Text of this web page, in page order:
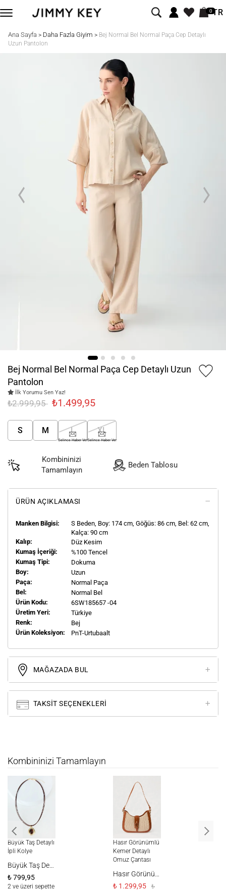
0TR
Ana Sayfa > Daha Fazla Giyim > Bej Normal Bel Normal Paça Cep Detaylı
Uzun Pantolon
Bej Normal Bel Normal Paça Cep Detaylı Uzun
Pantolon
İlk Yorumu Sen Yaz!
₺2.999,95 ₺1.499,95
S M L
Gelince Haber Ver
XL
Gelince Haber Ver
Kombininizi
Tamamlayın
Beden Tablosu
ÜRÜN AÇIKLAMASI
Manken Bilgisi: S Beden, Boy: 174 cm, Göğüs: 86 cm, Bel: 62 cm,
Kalça: 90 cm
Kalıp:
Düz Kesim
Kumaş İçeriği:
%100 Tencel
Kumaş Tipi:
Dokuma
Boy:
Uzun
Paça:
Normal Paça
Bel:
Normal Bel
Ürün Kodu:
6SW185657 -04
Üretim Yeri:
Türkiye
Renk:
Bej
Ürün Koleksiyon:
PnT-Urtubaalt
MAĞAZADA BUL
TAKSIT SEÇENEKLERI
Kombininizi Tamamlayın
Büyük Taş Detaylı
İpli Kolye
Büyük Taş Detaylı İpli Kolye
₺ 799,95
2 ve üzeri sepette
Hasır Görünümlü
Kemer Detaylı
Omuz Çantası
Hasır Görünümlü Kemer Detaylı Omuz Çantası
₺ 1.299,95
₺